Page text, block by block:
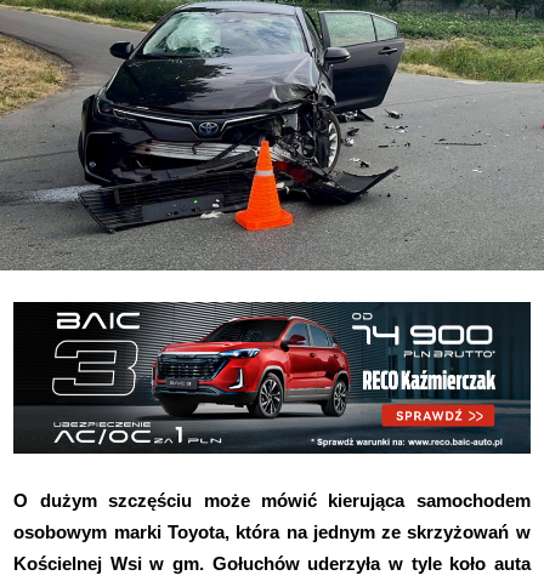
O dużym szczęściu może mówić kierująca samochodem
osobowym marki Toyota, która na jednym ze skrzyżowań w
Kościelnej Wsi w gm. Gołuchów uderzyła w tyle koło auta